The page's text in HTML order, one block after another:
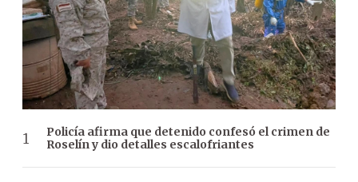
Policía afirma que detenido confesó el crimen de
Roselín y dio detalles escalofriantes